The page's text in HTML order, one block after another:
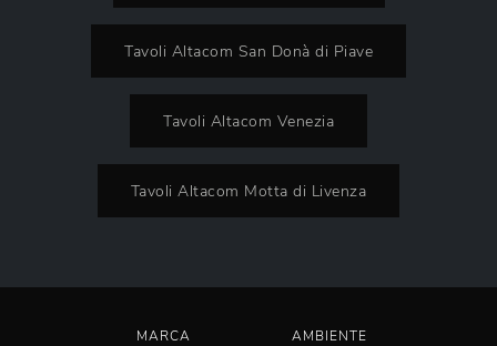
Tavoli Altacom San Donà di Piave
Tavoli Altacom Venezia
Tavoli Altacom Motta di Livenza
MARCA AMBIENTE